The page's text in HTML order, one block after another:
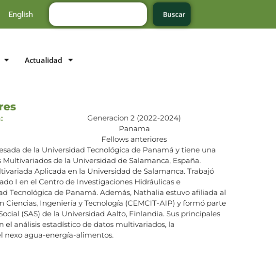
English Buscar
Actualidad
Generacion 2 (2022-2024)
Panama
Fellows anteriores
de la Universidad Tecnológica de Panamá y tiene una
de la Universidad de Salamanca, España.
Aplicada en la Universidad de Salamanca. Trabajó
I en el Centro de Investigaciones Hidráulicas e
Tecnológica de Panamá. Además, Nathalia estuvo afiliada al
Ingeniería y Tecnología (CEMCIT-AIP) y formó parte
(SAS) de la Universidad Aalto, Finlandia. Sus principales
el análisis estadístico de datos multivariados, la
nexo agua-energía-alimentos.